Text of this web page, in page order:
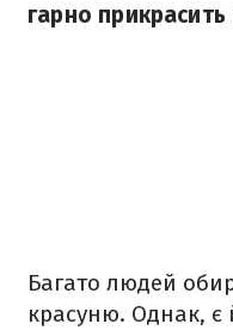
гарно
Багато людей
красуню. Однак, є